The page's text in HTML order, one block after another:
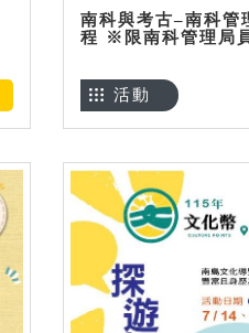
南科與考古–南科管
程 ※限南科管理局
活動